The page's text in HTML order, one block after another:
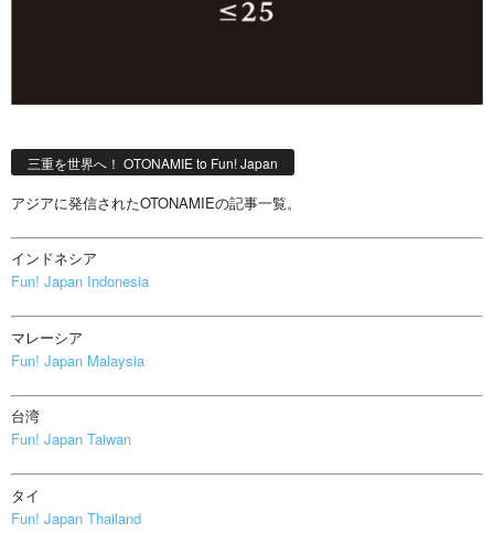
三重を世界へ！ OTONAMIE to Fun! Japan
アジアに発信されたOTONAMIEの記事一覧。
インドネシア
Fun! Japan Indonesia
マレーシア
Fun! Japan Malaysia
台湾
Fun! Japan Taiwan
タイ
Fun! Japan Thailand